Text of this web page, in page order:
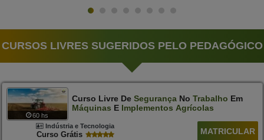
CURSOS LIVRES SUGERIDOS PELO PEDAGÓGICO
60 hs
Curso Livre De SegurançaNo Trabalho Em
Máquinas E Implementos Agrícolas
Indústria e Tecnologia
Curso Grátis MATRICULAR